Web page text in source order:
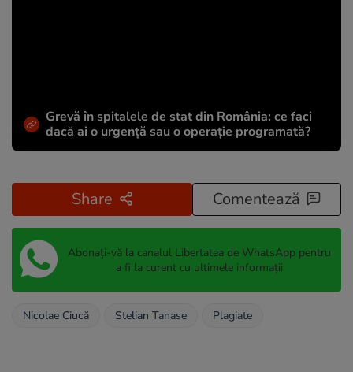
Grevă în spitalele de stat din România: ce faci
dacă ai o urgență sau o operație programată?
Share Comentează
Abonați-vă la canalul Libertatea de WhatsApp pentru
a fi la curent cu ultimele informații
Nicolae Ciucă Stelian Tanase Plagiate